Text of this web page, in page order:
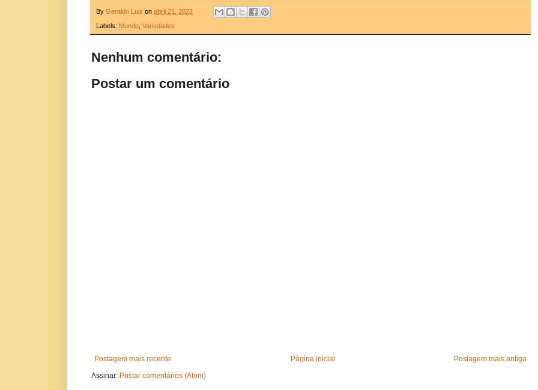
By Geraldo Luiz on abril 21, 2022
Labels: Mundo Variedades
Nenhum comentário:
Postar um comentário
Postagem mais recente Postagem mais antiga
Página inicial
Assinar: Postar comentários (Atom)